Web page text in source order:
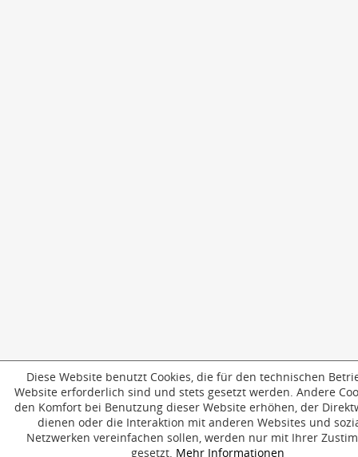
Diese Website benutzt Cookies, die für den technischen
Website erforderlich sind und stets gesetzt werden. Andere
den Komfort bei Benutzung dieser Website erhöhen, der
dienen oder die Interaktion mit anderen Websites und
Netzwerken vereinfachen sollen, werden nur mit Ihrer
gesetzt. Mehr Informationen